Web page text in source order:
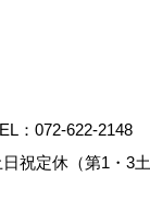
： 072-622-2148
祝定休（第1・3土